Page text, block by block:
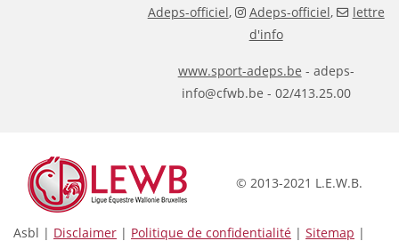
Adeps-officiel, Adeps-officiel,
lettre
d'info
www.sport-adeps.be - adeps-
info@cfwb.be - 02/413.25.00
© 2013-2021 L.E.W.B.
Asbl | Disclaimer | Politique de confidentialité | Sitemap |